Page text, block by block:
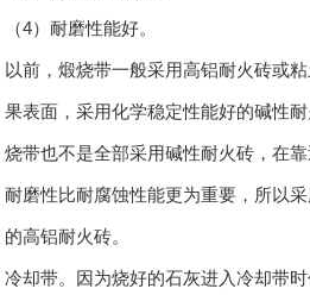
（4）耐磨性能好。
以前，煅烧带一般采用高铝耐火砖或
果表面，采用化学稳定性能好的碱性
烧带也不是全部采用碱性耐火砖，在
耐磨性比耐腐蚀性能更为重要，所以
的高铝耐火砖。
冷却带。因为烧好的石灰进入冷却带